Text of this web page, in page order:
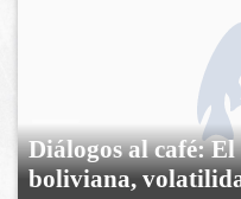
Diálogos al café:
boliviana,